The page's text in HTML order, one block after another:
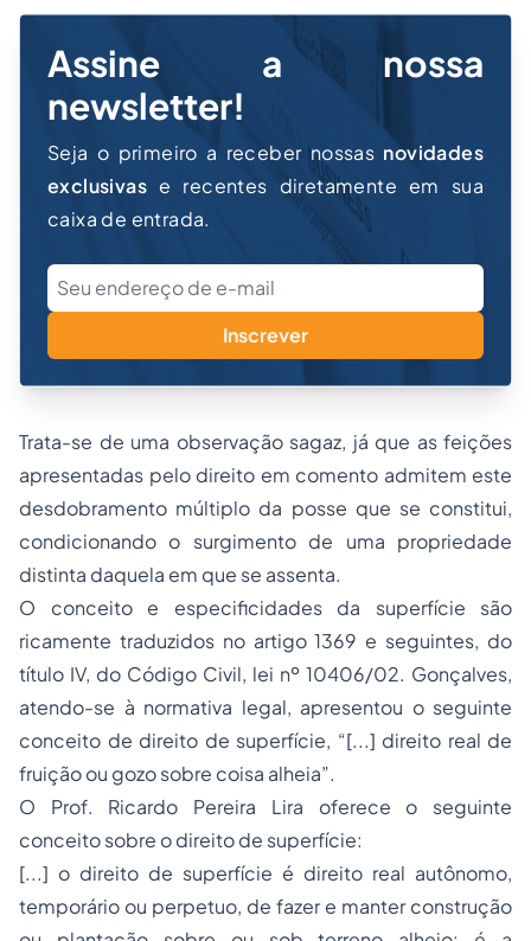
Assine a nossa
newsletter!
Seja o primeiro a receber nossas novidades
exclusivas e recentes diretamente em sua
caixa de entrada.
Inscrever
Trata-se de uma observação sagaz, já que as feições
apresentadas pelo direito em comento admitem este
desdobramento múltiplo da posse que se constitui,
condicionando o surgimento de uma propriedade
distinta daquela em que se assenta.
O conceito e especificidades da superfície são
ricamente traduzidos no artigo 1369 e seguintes, do
título IV, do Código Civil, lei nº 10406/02. Gonçalves,
atendo-se à normativa legal, apresentou o seguinte
conceito de direito de superfície, “[...] direito real de
fruição ou gozo sobre coisa alheia”.
O Prof. Ricardo Pereira Lira oferece o seguinte
conceito sobre o direito de superfície:
[...] o direito de superfície é direito real autônomo,
temporário ou perpetuo, de fazer e manter construção